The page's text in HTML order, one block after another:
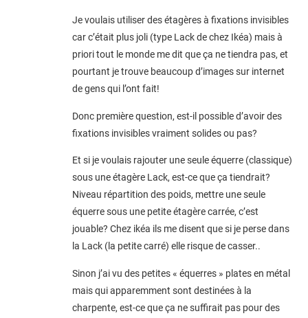
Je voulais utiliser des étagères à fixations invisibles
car c’était plus joli (type Lack de chez Ikéa) mais à
priori tout le monde me dit que ça ne tiendra pas, et
pourtant je trouve beaucoup d’images sur internet
de gens qui l’ont fait!
Donc première question, est-il possible d’avoir des
fixations invisibles vraiment solides ou pas?
Et si je voulais rajouter une seule équerre (classique)
sous une étagère Lack, est-ce que ça tiendrait?
Niveau répartition des poids, mettre une seule
équerre sous une petite étagère carrée, c’est
jouable? Chez ikéa ils me disent que si je perse dans
la Lack (la petite carré) elle risque de casser..
Sinon j’ai vu des petites « équerres » plates en métal
mais qui apparemment sont destinées à la
charpente, est-ce que ça ne suffirait pas pour des